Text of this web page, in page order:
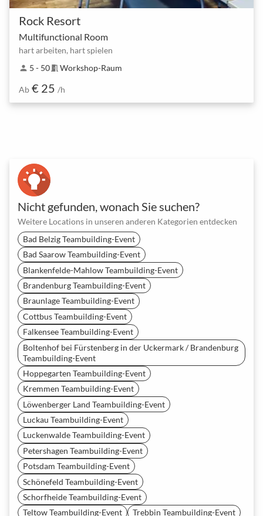
Rock Resort
Multifunctional Room
hart arbeiten, hart spielen
person 5 - 50meeting_room Workshop-Raum
Ab € 25 /h
Nicht gefunden, wonach Sie suchen?
Weitere Locations in unseren anderen Kategorien entdecken
Bad Belzig Teambuilding-Event
Bad Saarow Teambuilding-Event
Blankenfelde-Mahlow Teambuilding-Event
Brandenburg Teambuilding-Event
Braunlage Teambuilding-Event
Cottbus Teambuilding-Event
Falkensee Teambuilding-Event
Boltenhof bei Fürstenberg in der Uckermark / Brandenburg
Teambuilding-Event
Hoppegarten Teambuilding-Event
Kremmen Teambuilding-Event
Löwenberger Land Teambuilding-Event
Luckau Teambuilding-Event
Luckenwalde Teambuilding-Event
Petershagen Teambuilding-Event
Potsdam Teambuilding-Event
Schönefeld Teambuilding-Event
Schorfheide Teambuilding-Event
Teltow Teambuilding-Event
Trebbin Teambuilding-Event